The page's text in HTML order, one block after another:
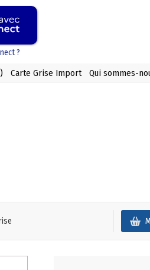
?
Carte Grise Import Qui sommes-